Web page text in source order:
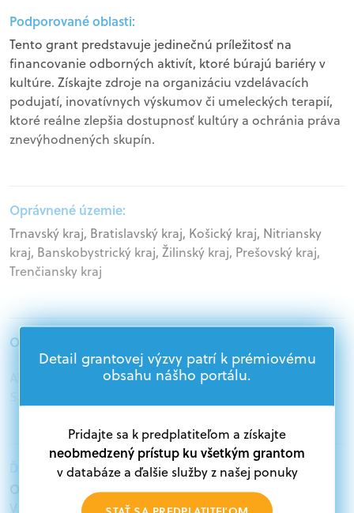
Podporované oblasti:
Tento grant predstavuje jedinečnú príležitosť na
financovanie odborných aktivít, ktoré búrajú bariéry v
kultúre. Získajte zdroje na organizáciu vzdelávacích
podujatí, inovatívnych výskumov či umeleckých terapií,
ktoré reálne zlepšia dostupnosť kultúry a ochránia práva
znevýhodnených skupín.
Oprávnené územie:
Trnavský kraj, Bratislavský kraj, Košický kraj, Nitriansky
kraj, Banskobystrický kraj, Žilinský kraj, Prešovský kraj,
Trenčiansky kraj
Oprávnení žiadatelia:
Akademický sektor, Podnikatelia, Jednotlivci,
Ďalšie informácie:
Oprávnení žiadatelia:
V databáze grantov a dotácií na portáli Grantexpert.sk
Detail grantovej výzvy patrí k prémiovému
obsahu nášho portálu.
Pridajte sa k predplatiteľom a získajte
neobmedzený prístup ku všetkým grantom
v databáze a ďalšie služby z našej ponuky